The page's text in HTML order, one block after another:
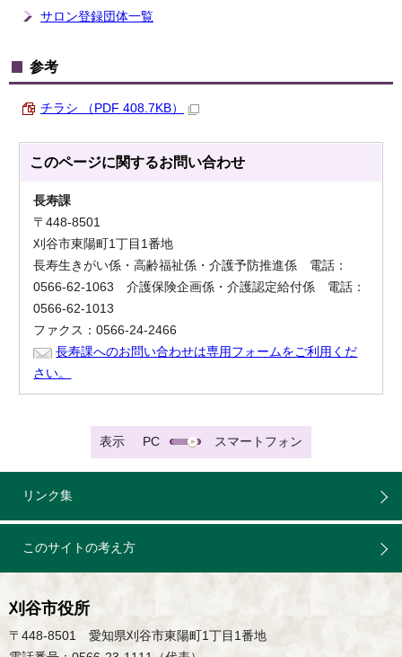
サロン登録団体一覧
参考
チラシ （PDF 408.7KB）
このページに関するお問い合わせ
長寿課
〒448-8501
刈谷市東陽町1丁目1番地
長寿生きがい係・高齢福祉係・介護予防推進係 電話：
0566-62-1063 介護保険企画係・介護認定給付係 電話：
0566-62-1013
ファクス：0566-24-2466
長寿課へのお問い合わせは専用フォームをご利用くだ
さい。
表示 PC スマートフォン
リンク集
このサイトの考え方
刈谷市役所
〒448-8501 愛知県刈谷市東陽町1丁目1番地